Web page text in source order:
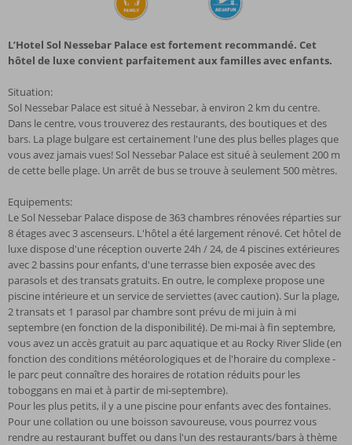
L’Hotel Sol Nessebar Palace est fortement recommandé. Cet
hôtel de luxe convient parfaitement aux familles avec enfants.
Situation:
Sol Nessebar Palace est situé à Nessebar, à environ 2 km du centre.
Dans le centre, vous trouverez des restaurants, des boutiques et des
bars. La plage bulgare est certainement l'une des plus belles plages que
vous avez jamais vues! Sol Nessebar Palace est situé à seulement 200 m
de cette belle plage. Un arrêt de bus se trouve à seulement 500 mètres.
Equipements:
Le Sol Nessebar Palace dispose de 363 chambres rénovées réparties sur
8 étages avec 3 ascenseurs. L'hôtel a été largement rénové. Cet hôtel de
luxe dispose d'une réception ouverte 24h / 24, de 4 piscines extérieures
avec 2 bassins pour enfants, d'une terrasse bien exposée avec des
parasols et des transats gratuits. En outre, le complexe propose une
piscine intérieure et un service de serviettes (avec caution). Sur la plage,
2 transats et 1 parasol par chambre sont prévu de mi juin à mi
septembre (en fonction de la disponibilité). De mi-mai à fin septembre,
vous avez un accès gratuit au parc aquatique et au Rocky River Slide (en
fonction des conditions météorologiques et de l'horaire du complexe -
le parc peut connaître des horaires de rotation réduits pour les
toboggans en mai et à partir de mi-septembre).
Pour les plus petits, il y a une piscine pour enfants avec des fontaines.
Pour une collation ou une boisson savoureuse, vous pourrez vous
rendre au restaurant buffet ou dans l'un des restaurants/bars à thème